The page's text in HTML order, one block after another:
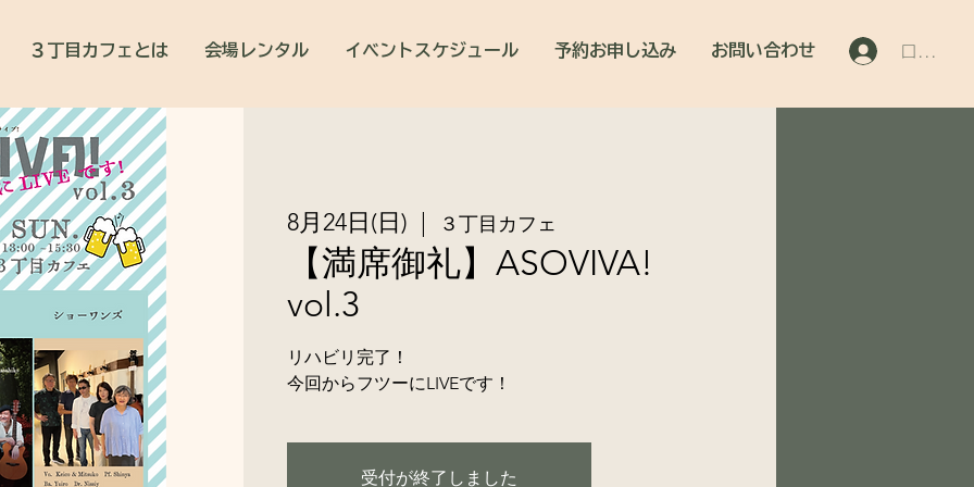
３丁目カフェとは 会場レンタル イベントスケジュール 予約お申し込み お問い合わせ ログイン
8月24日(日) ３丁目カフェ
【満席御礼】ASOVIVA!
vol.3
リハビリ完了！
今回からフツーにLIVEです！
受付が終了しました